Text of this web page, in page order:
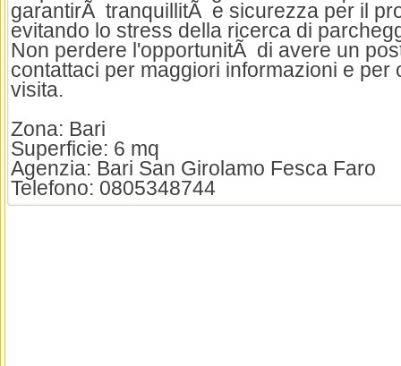
garantirÃ tranquillitÃ e sicurezza per il
evitando lo stress della ricerca di
Non perdere l'opportunitÃ di avere un
contattaci per maggiori informazioni e per
visita.
Zona: Bari
Superficie: 6 mq
Agenzia: Bari San Girolamo Fesca Faro
Telefono: 0805348744